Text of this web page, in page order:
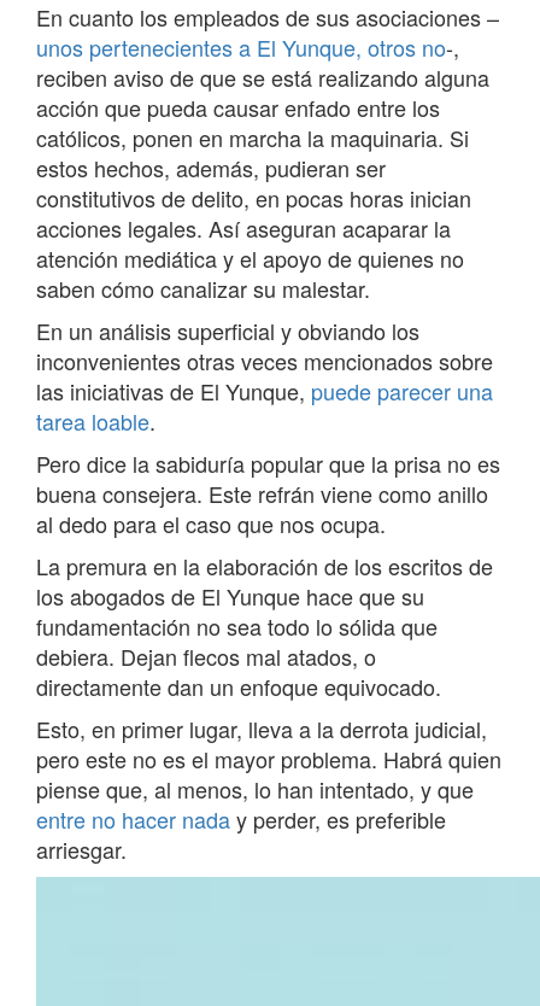
En cuanto los empleados de sus asociaciones –
unos pertenecientes a El Yunque, otros no-,
reciben aviso de que se está realizando alguna
acción que pueda causar enfado entre los
católicos, ponen en marcha la maquinaria. Si
estos hechos, además, pudieran ser
constitutivos de delito, en pocas horas inician
acciones legales. Así aseguran acaparar la
atención mediática y el apoyo de quienes no
saben cómo canalizar su malestar.
En un análisis superficial y obviando los
inconvenientes otras veces mencionados sobre
las iniciativas de El Yunque, puede parecer una
tarea loable.
Pero dice la sabiduría popular que la prisa no es
buena consejera. Este refrán viene como anillo
al dedo para el caso que nos ocupa.
La premura en la elaboración de los escritos de
los abogados de El Yunque hace que su
fundamentación no sea todo lo sólida que
debiera. Dejan flecos mal atados, o
directamente dan un enfoque equivocado.
Esto, en primer lugar, lleva a la derrota judicial,
pero este no es el mayor problema. Habrá quien
piense que, al menos, lo han intentado, y que
entre no hacer naday perder, es preferible
arriesgar.